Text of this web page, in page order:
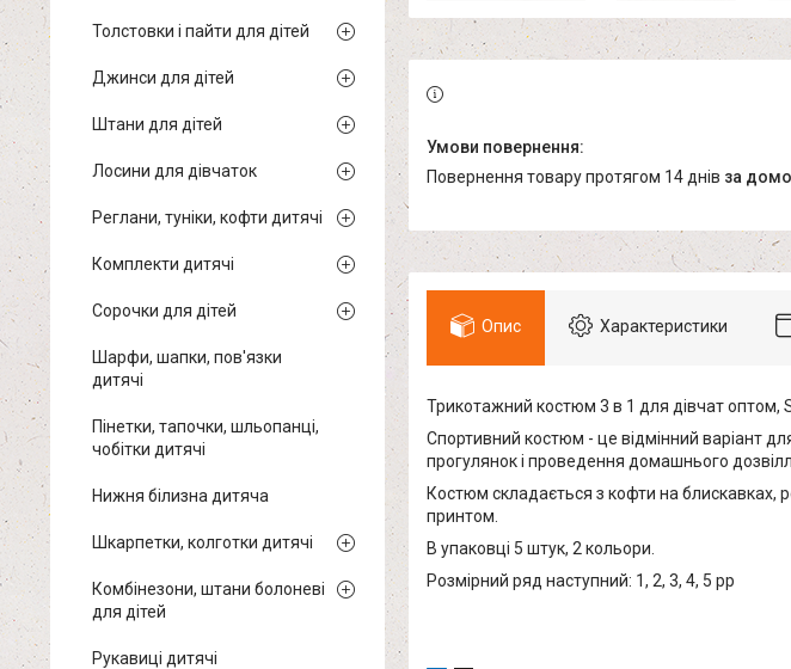
повернення товару протягом 14 днів за
Опис Характеристики
Трикотажний костюм 3 в 1 для дівчат оптом,
Спортивний костюм - це відмінний варіант
прогулянок і проведення домашнього
Костюм складається з кофти на блискавках,
принтом.
В упаковці 5 штук, 2 кольори.
Розмірний ряд наступний: 1, 2, 3, 4, 5 рр
Толстовки і пайти для дітей
Джинси для дітей
Штани для дітей
Лосини для дівчаток
Реглани, туніки, кофти дитячі
Комплекти дитячі
Сорочки для дітей
Шарфи, шапки, пов'язки
дитячі
Пінетки, тапочки, шльопанці,
чобітки дитячі
Нижня білизна дитяча
Шкарпетки, колготки дитячі
Комбінезони, штани болоневі
для дітей
Рукавиці дитячі